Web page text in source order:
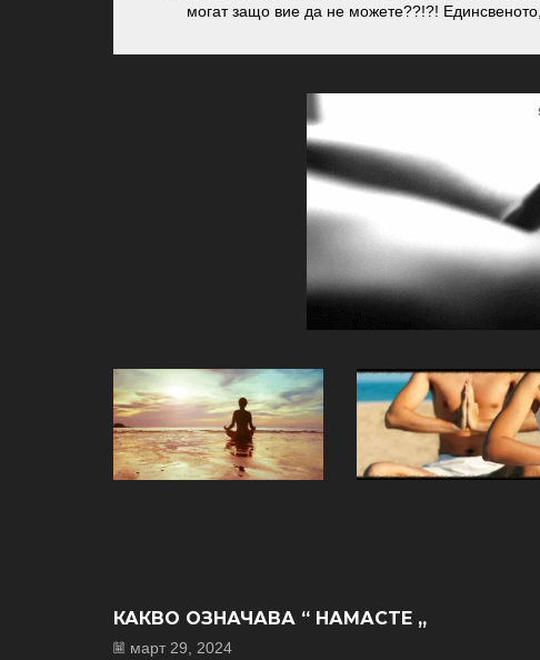
могат защо вие да не можете??!?!
КАКВО ОЗНАЧАВА “ НАМАСТЕ „
март 29, 2024